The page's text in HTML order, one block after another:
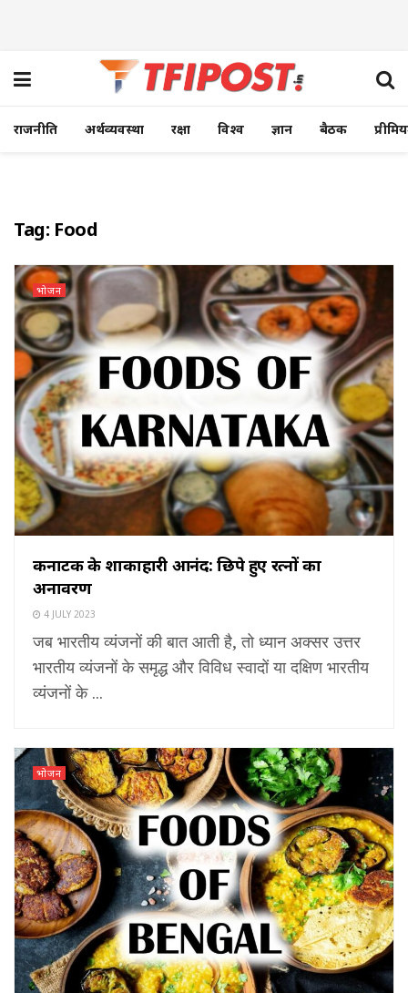
राजनीति अर्थव्यवस्था रक्षा विश्व ज्ञान बैठक
Tag: Food
भोजन
कर्नाटक के शाकाहारी आनंद: छिपे हुए रत्नों का
अनावरण
4 JULY 2023
जब भारतीय व्यंजनों की बात आती है, तो ध्यान अक्सर उत्तर
भारतीय व्यंजनों के समृद्ध और विविध स्वादों या दक्षिण भारतीय
व्यंजनों के ...
भोजन